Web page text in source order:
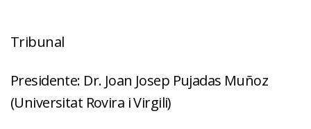
Tribunal
Presidente: Dr. Joan Josep Pujadas Muñoz
(Universitat Rovira i Virgili)